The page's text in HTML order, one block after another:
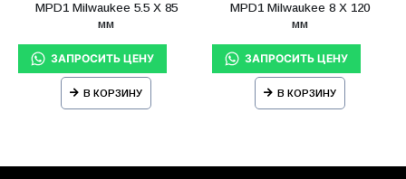
MPD1 Milwaukee 5.5 X 85
мм
В КОРЗИНУ
MPD1 Milwaukee 8 X 120
мм
В КОРЗИНУ